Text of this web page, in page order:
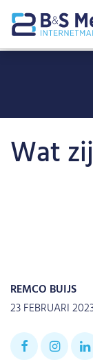
Wat
REMCO BUIJS
23 FEBRUARI